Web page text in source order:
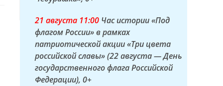
21 августа 11:00 Час истории «Под
флагом России» в рамках
патриотической акции «Три цвета
российской славы» (22 августа — День
государственного флага Российской
Федерации), 0+